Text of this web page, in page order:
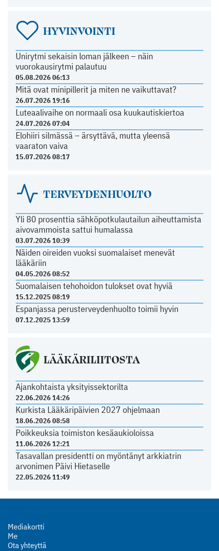
HYVINVOINTI
Unirytmi sekaisin loman jälkeen – näin
vuorokausirytmi palautuu
05.08.2026 06:13
Mitä ovat minipillerit ja miten ne vaikuttavat?
26.07.2026 19:16
Luteaalivaihe on normaali osa kuukautiskiertoa
24.07.2026 07:04
Elohiiri silmässä – ärsyttävä, mutta yleensä
vaaraton vaiva
15.07.2026 08:17
TERVEYDENHUOLTO
Yli 80 prosenttia sähköpotkulautailun aiheuttamista
aivovammoista sattui humalassa
03.07.2026 10:39
Näiden oireiden vuoksi suomalaiset menevät
lääkäriin
04.05.2026 08:52
Suomalaisen tehohoidon tulokset ovat hyviä
15.12.2025 08:19
Espanjassa perusterveydenhuolto toimii hyvin
07.12.2025 13:59
LÄÄKÄRILIITOSTA
Ajankohtaista yksityissektorilta
22.06.2026 14:26
Kurkista Lääkäripäivien 2027 ohjelmaan
18.06.2026 08:58
Poikkeuksia toimiston kesäaukioloissa
11.06.2026 12:21
Tasavallan presidentti on myöntänyt arkkiatrin
arvonimen Päivi Hietaselle
22.05.2026 11:49
Mediakortti
Me
Ota yhteyttä